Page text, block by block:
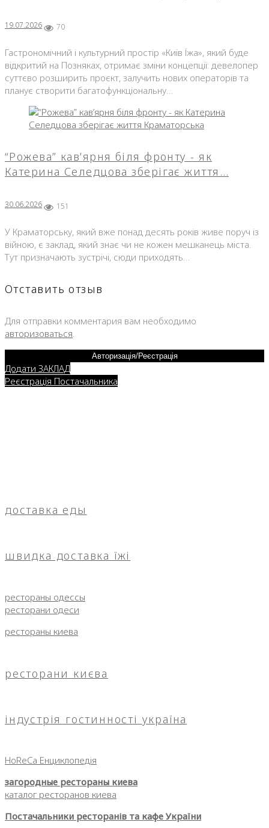
19.07.2026 70
Гастрономічний і культурний простір «Київ Їжа», який буде
відкритий на Позняках, отримає зміни концепції: девелопер
суттєво розширить проєкт, залучить нових операторів та
планує створити багатофункціональну…
“Рожева” кав’ярня біля фронту - як
Катерина Селедцова зберігає життя…
30.06.2026 151
У Краматорську, який вже понад десять років живе поруч із
війною, є заклад, який знає чи не кожен мешканець міста.
Тут призначають зустрічі, сюди приходять…
Отставить отзыв
Для отправки комментария вам необходимо
авторизоваться
Авторизація/Реєстрація
Додати ЗАКЛАД
Реєстрація Постачальника
доставка еды
швидка доставка їжі
рестораны одессы
ресторани одеси
рестораны киева
ресторани києва
індустрія гостинності україна
HoReCa Енциклопедія
загородные рестораны киева
каталог ресторанов киева
Постачальники ресторанів та кафе України